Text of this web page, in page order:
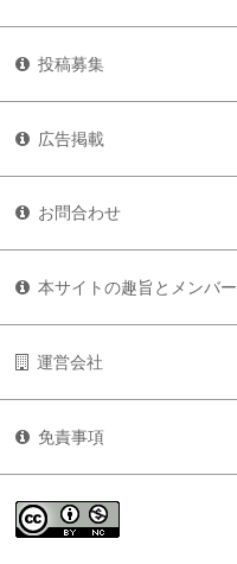
投稿募集
広告掲載
お問合わせ
本サイトの趣旨とメンバー
運営会社
免責事項